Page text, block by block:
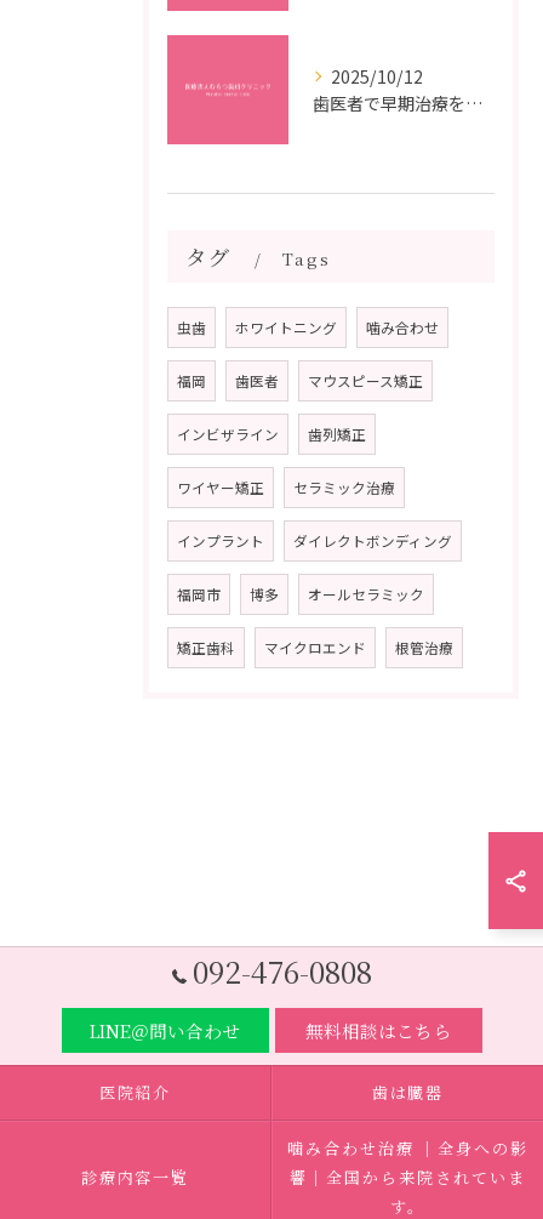
2025/10/12
歯医者で早期治療を受けるメリットと虫歯悪化を防ぐ最短ステップ
タグ Tags
虫歯 ホワイトニング 噛み合わせ
福岡 歯医者 マウスピース矯正
インビザライン 歯列矯正
ワイヤー矯正 セラミック治療
インプラント ダイレクトボンディング
福岡市 博多 オールセラミック
矯正歯科 マイクロエンド 根管治療
092-476-0808
LINE＠問い合わせ 無料相談はこちら
医院紹介 歯は臓器
診療内容一覧
噛み合わせ治療 ｜全身への影
響｜全国から来院されていま
す。